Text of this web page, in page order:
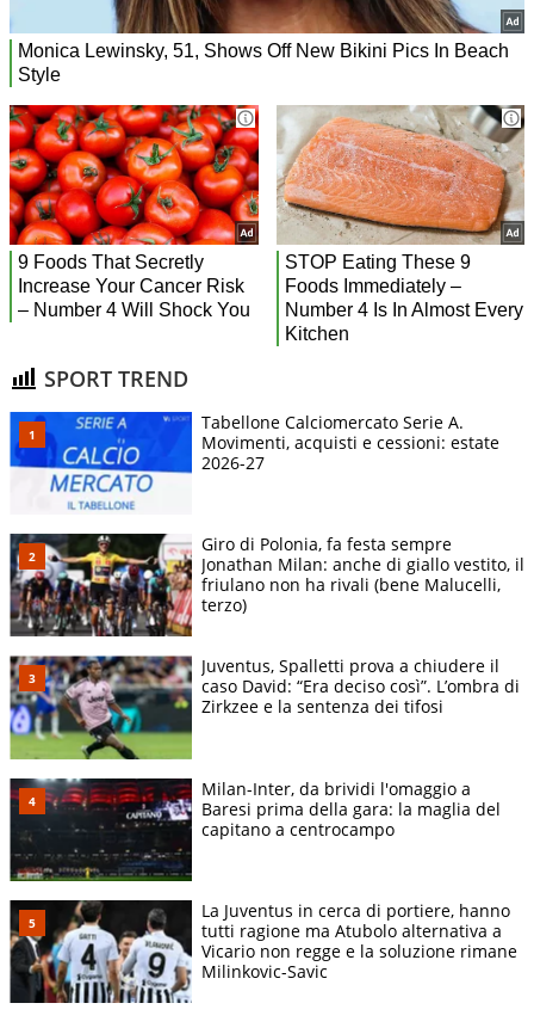
SPORT TREND
Tabellone Calciomercato Serie A.
Movimenti, acquisti e cessioni: estate
2026-27
Giro di Polonia, fa festa sempre
Jonathan Milan: anche di giallo vestito, il
friulano non ha rivali (bene Malucelli,
terzo)
Juventus, Spalletti prova a chiudere il
caso David: “Era deciso così”. L’ombra di
Zirkzee e la sentenza dei tifosi
Milan-Inter, da brividi l'omaggio a
Baresi prima della gara: la maglia del
capitano a centrocampo
La Juventus in cerca di portiere, hanno
tutti ragione ma Atubolo alternativa a
Vicario non regge e la soluzione rimane
Milinkovic-Savic